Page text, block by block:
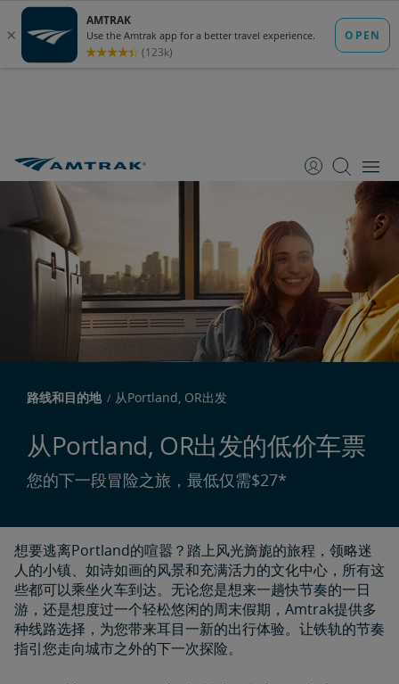
至
至
至
路线和目的地 从Portland, OR出发
从Portland, OR出发的低价车票
您的下一段冒险之旅，最低仅需$27*
想要逃离Portland的喧嚣？踏上风光旖旎的旅程，领略迷
人的小镇、如诗如画的风景和充满活力的文化中心，所有这
些都可以乘坐火车到达。无论您是想来一趟快节奏的一日
游，还是想度过一个轻松悠闲的周末假期，Amtrak提供多
种线路选择，为您带来耳目一新的出行体验。让铁轨的节奏
指引您走向城市之外的下一次探险。